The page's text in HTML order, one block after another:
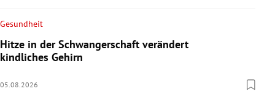
Gesundheit
Hitze in der Schwangerschaft verändert
kindliches Gehirn
05.08.2026